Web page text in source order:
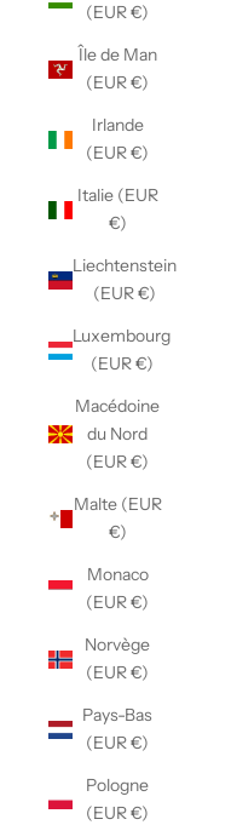
(EUR €)
Île de Man
(EUR €)
Irlande
(EUR €)
Italie (EUR
€)
Liechtenstein
(EUR €)
Luxembourg
(EUR €)
Macédoine
du Nord
(EUR €)
Malte (EUR
€)
Monaco
(EUR €)
Norvège
(EUR €)
Pays-Bas
(EUR €)
Pologne
(EUR €)